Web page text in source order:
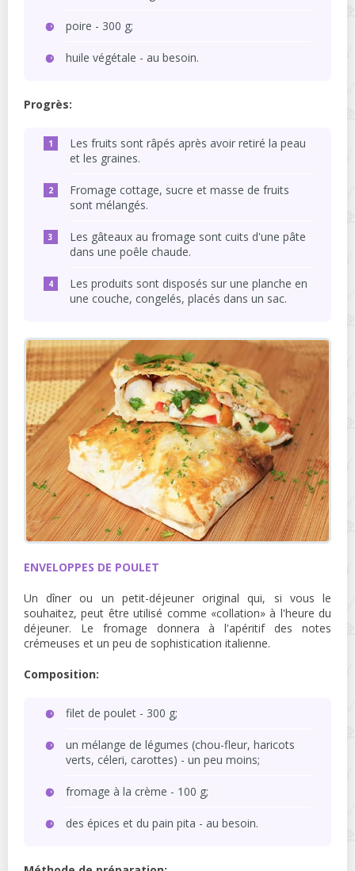
poire - 300 g;
huile végétale - au besoin.
Progrès:
Les fruits sont râpés après avoir retiré la peau
et les graines.
Fromage cottage, sucre et masse de fruits
sont mélangés.
Les gâteaux au fromage sont cuits d'une pâte
dans une poêle chaude.
Les produits sont disposés sur une planche en
une couche, congelés, placés dans un sac.
ENVELOPPES DE POULET
Un dîner ou un petit-déjeuner original qui, si vous le
souhaitez, peut être utilisé comme «collation» à l'heure du
déjeuner. Le fromage donnera à l'apéritif des notes
crémeuses et un peu de sophistication italienne.
Composition:
filet de poulet - 300 g;
un mélange de légumes (chou-fleur, haricots
verts, céleri, carottes) - un peu moins;
fromage à la crème - 100 g;
des épices et du pain pita - au besoin.